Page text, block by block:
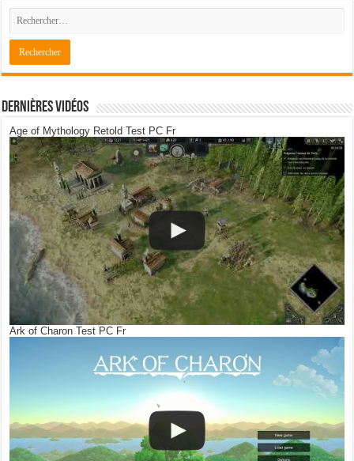
Dernières Vidéos
Age of Mythology Retold Test PC Fr
Ark of Charon Test PC Fr